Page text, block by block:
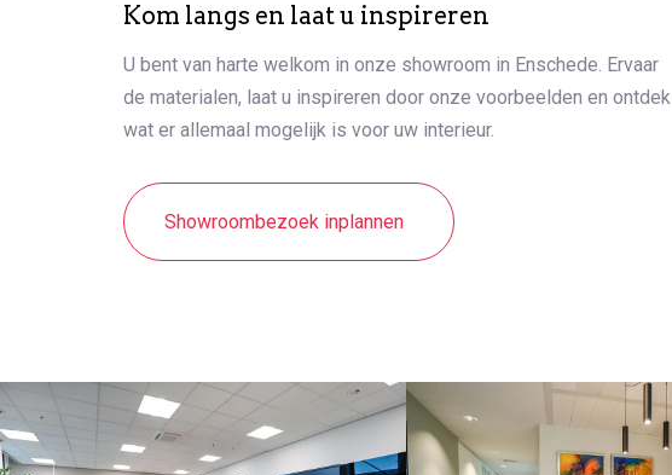
Kom langs en laat u inspireren
U bent van harte welkom in onze showroom in Enschede. Ervaar
de materialen, laat u inspireren door onze voorbeelden en ontdek
wat er allemaal mogelijk is voor uw interieur.
Showroombezoek inplannen